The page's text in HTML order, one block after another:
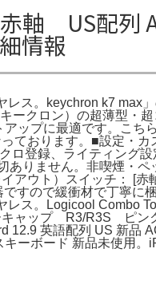
赤軸 US配
情報
ス。keychron k7 max
ークロン）の超薄型・
ップに最適です。こ
ております。■設定・
ロ登録、ライティング
りません。非喫煙・
アウト）スイッチ： [
すので緩衝材で丁寧に
ス。Logicool Combo
ャップ R3/R3S ピン
12.9 英語配列 US 新
ーボード 新品未使用。